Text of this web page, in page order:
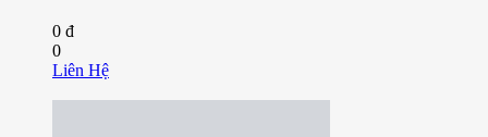
0 đ
0
Liên Hệ